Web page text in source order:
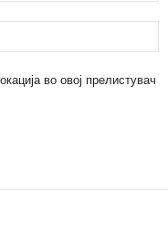
во овој прелистувач